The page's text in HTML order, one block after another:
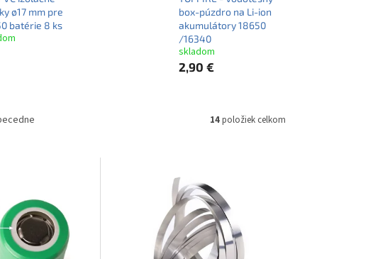
ø17 mm pre
batérie 8 ks
box-púzdro na Li-ion
akumulátory 18650
/16340
skladom
2,90 €
14položiek celkom